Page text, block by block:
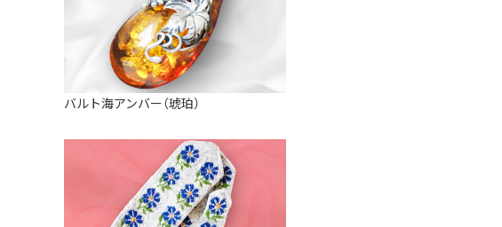
マグネット
すべて見る
バルト海アンバー（琥珀）